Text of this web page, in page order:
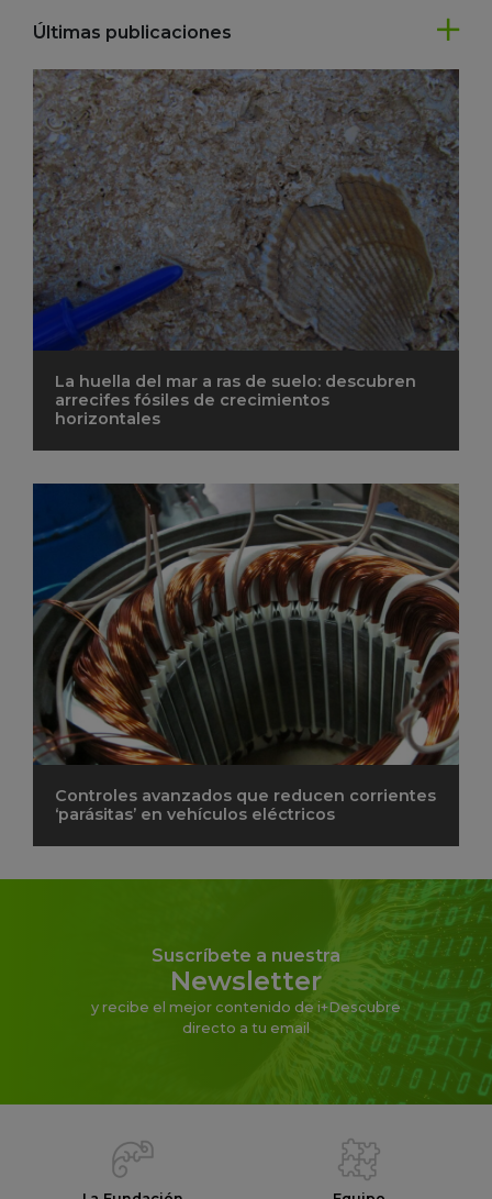
Últimas publicaciones
La huella del mar a ras de suelo: descubren
arrecifes fósiles de crecimientos
horizontales
Controles avanzados que reducen corrientes
‘parásitas’ en vehículos eléctricos
Suscríbete a nuestra
Newsletter
y recibe el mejor contenido de i+Descubre
directo a tu email